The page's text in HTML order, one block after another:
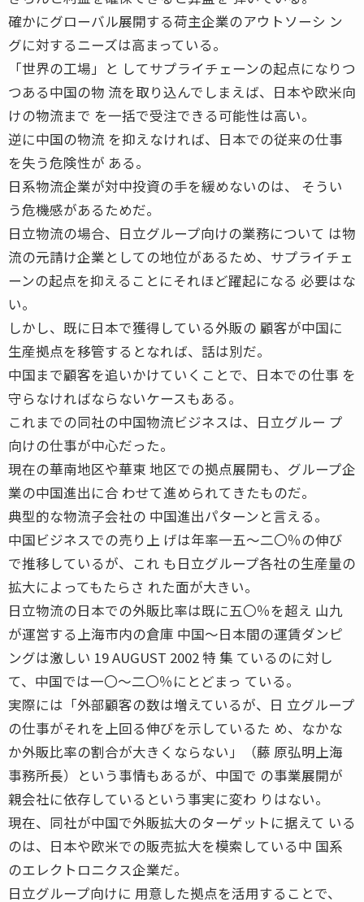
確かにグローバル展開する荷主企業のアウトソーシ ン
グに対するニーズは高まっている。
「世界の工場」と してサプライチェーンの起点になりつ
つある中国の物 流を取り込んでしまえば、日本や欧米向
けの物流まで を一括で受注できる可能性は高い。
逆に中国の物流 を抑えなければ、日本での従来の仕事
を失う危険性が ある。
日系物流企業が対中投資の手を緩めないのは、 そうい
う危機感があるためだ。
日立物流の場合、日立グループ向けの業務について は物
流の元請け企業としての地位があるため、サプライチェ
ーンの起点を抑えることにそれほど躍起になる 必要はな
い。
しかし、既に日本で獲得している外販の 顧客が中国に
生産拠点を移管するとなれば、話は別だ。
中国まで顧客を追いかけていくことで、日本での仕事 を
守らなければならないケースもある。
これまでの同社の中国物流ビジネスは、日立グルー プ
向けの仕事が中心だった。
現在の華南地区や華東 地区での拠点展開も、グループ企
業の中国進出に合 わせて進められてきたものだ。
典型的な物流子会社の 中国進出パターンと言える。
中国ビジネスでの売り上 げは年率一五〜二〇％の伸び
で推移しているが、これ も日立グループ各社の生産量の
拡大によってもたらさ れた面が大きい。
日立物流の日本での外販比率は既に五〇％を超え 山九
が運営する上海市内の倉庫 中国〜日本間の運賃ダンピ
ングは激しい 19 AUGUST 2002 特 集 ているのに対し
て、中国では一〇〜二〇％にとどまっ ている。
実際には「外部顧客の数は増えているが、日 立グループ
の仕事がそれを上回る伸びを示しているた め、なかな
か外販比率の割合が大きくならない」（藤 原弘明上海
事務所長）という事情もあるが、中国で の事業展開が
親会社に依存しているという事実に変わ りはない。
現在、同社が中国で外販拡大のターゲットに据えて いる
のは、日本や欧米での販売拡大を模索している中 国系
のエレクトロニクス企業だ。
日立グループ向けに 用意した拠点を活用することで、